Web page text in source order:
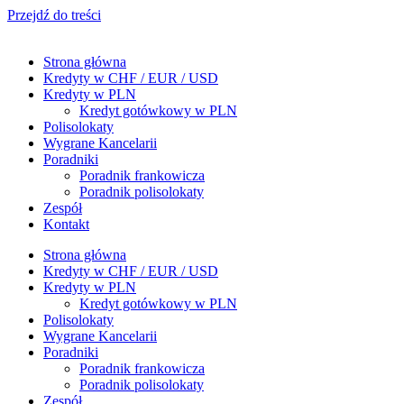
Przejdź do treści
Strona główna
Kredyty w CHF / EUR / USD
Kredyty w PLN
Kredyt gotówkowy w PLN
Polisolokaty
Wygrane Kancelarii
Poradniki
Poradnik frankowicza
Poradnik polisolokaty
Zespół
Kontakt
Strona główna
Kredyty w CHF / EUR / USD
Kredyty w PLN
Kredyt gotówkowy w PLN
Polisolokaty
Wygrane Kancelarii
Poradniki
Poradnik frankowicza
Poradnik polisolokaty
Zespół